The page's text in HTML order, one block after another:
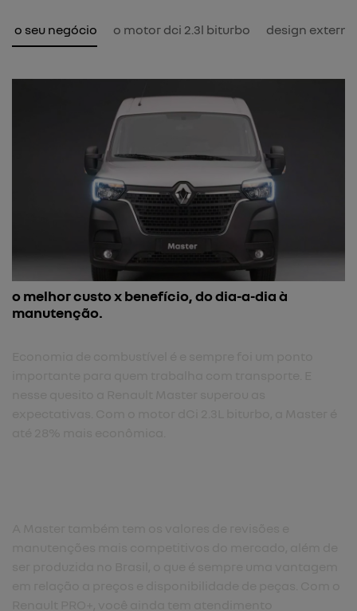
o seu negócio o motor dci 2.3l biturbo design externo
o melhor custo x benefício, do dia-a-dia à
manutenção.